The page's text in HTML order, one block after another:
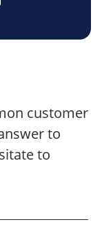
customer
to
to